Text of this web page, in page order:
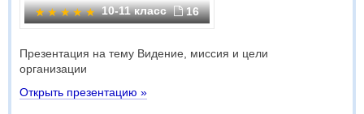
10-11 класс 16
Презентация на тему Видение, миссия и цели
организации
Открыть презентацию »